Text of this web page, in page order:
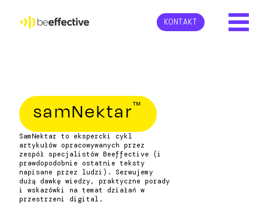
KONTAKT
samNektar™
SamNektar to ekspercki cykl
artykułów opracowywanych przez
zespół specjalistów Beeffective (i
prawdopodobnie ostatnie teksty
napisane przez ludzi). Serwujemy
dużą dawkę wiedzy, praktyczne porady
i wskazówki na temat działań w
przestrzeni digital.